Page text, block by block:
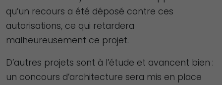
qu’un recours a été déposé contre ces
autorisations, ce qui retardera
malheureusement ce projet.
D’autres projets sont à l’étude et avancent bien :
un concours d’architecture sera mis en place